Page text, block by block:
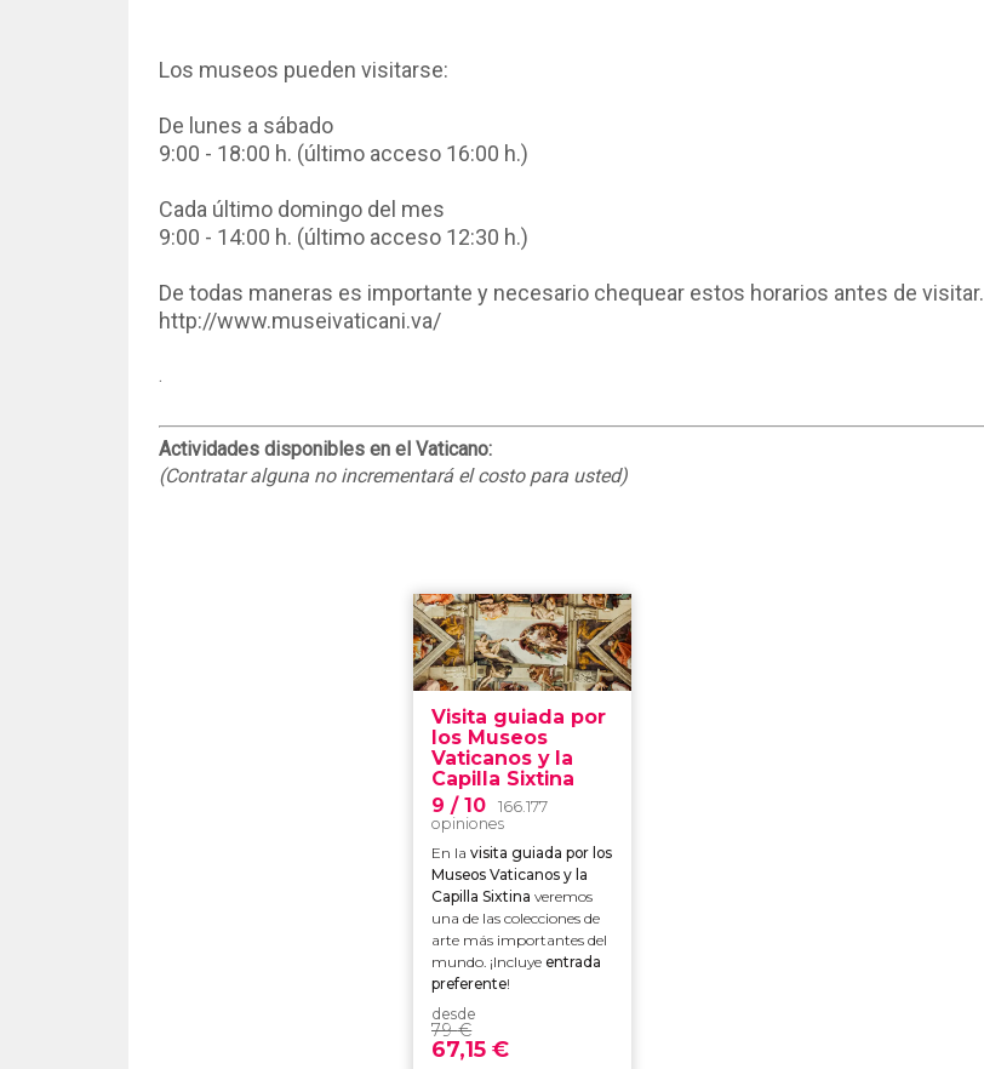
Los museos pueden visitarse:
De lunes a sábado
9:00 - 18:00 h. (último acceso 16:00 h.)
Cada último domingo del mes
9:00 - 14:00 h. (último acceso 12:30 h.)
De todas maneras es importante y necesario chequear estos horarios antes de visitar.
http://www.museivaticani.va/
.
Actividades disponibles en el Vaticano:
(Contratar alguna no incrementará el costo para usted)